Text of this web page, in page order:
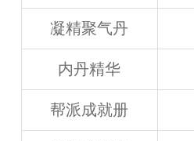
凝精聚气丹
内丹精华
帮派成就册